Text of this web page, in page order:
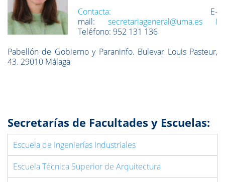
Contacta: E-
mail: secretariageneral@uma.es
I
Teléfono: 952 131 136
Pabellón de Gobierno y Paraninfo. Bulevar Louis Pasteur,
43. 29010 Málaga
Secretarías de Facultades y Escuelas:
Escuela ​de Ingenierías Industriales
Escuela Técnica Superior de Arquitectura